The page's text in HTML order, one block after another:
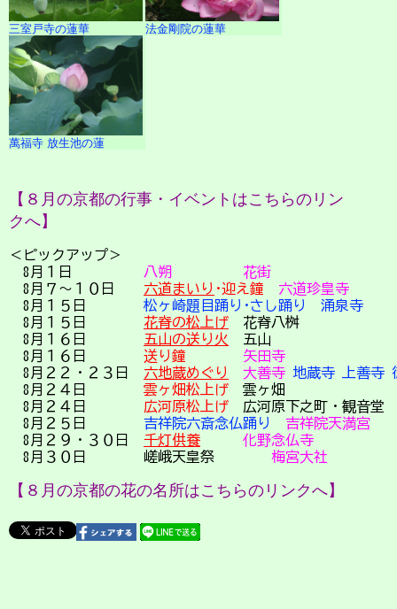
三室戸寺の蓮華 法金剛院の蓮華
萬福寺 放生池の蓮
【８月の京都の行事・イベントはこちらのリン
クへ】
＜ピックアップ＞
8月１日 八朔
花街
8月７～１０日 六道まいり ･迎え鐘
六道珍皇寺
8月１５日 松ヶ崎題目踊り･さし踊り
涌泉寺
8月１５日 花脊の松上げ 花脊八桝
8月１６日 五山の送り火 五山
8月１６日 送り鐘
矢田寺
8月２２・２３日 六地蔵めぐり 大善寺 地蔵寺 上善寺
8月２４日 雲ヶ畑松上げ 雲ヶ畑
8月２４日 広河原松上げ 広河原下之町・観音堂
8月２５日 吉祥院六斎念仏踊り
吉祥院天満宮
8月２９・３０日 千灯供養
化野念仏寺
8月３０日 嵯峨天皇祭 梅宮大社
【８月の京都の花の名所はこちらのリンクへ】